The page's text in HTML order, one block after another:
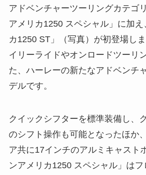
アドベンチャーツーリングカテゴ
アメリカ1250 スペシャル」に加え
カ1250 ST」（写真）が初登場し
イリーライドやオンロードツーリ
た、ハーレーの新たなアドベンチ
デルです。
クイックシフターを標準装備し、
のシフト操作も可能となったほか
ア共に17インチのアルミキャスト
ンアメリカ1250 スペシャル」は